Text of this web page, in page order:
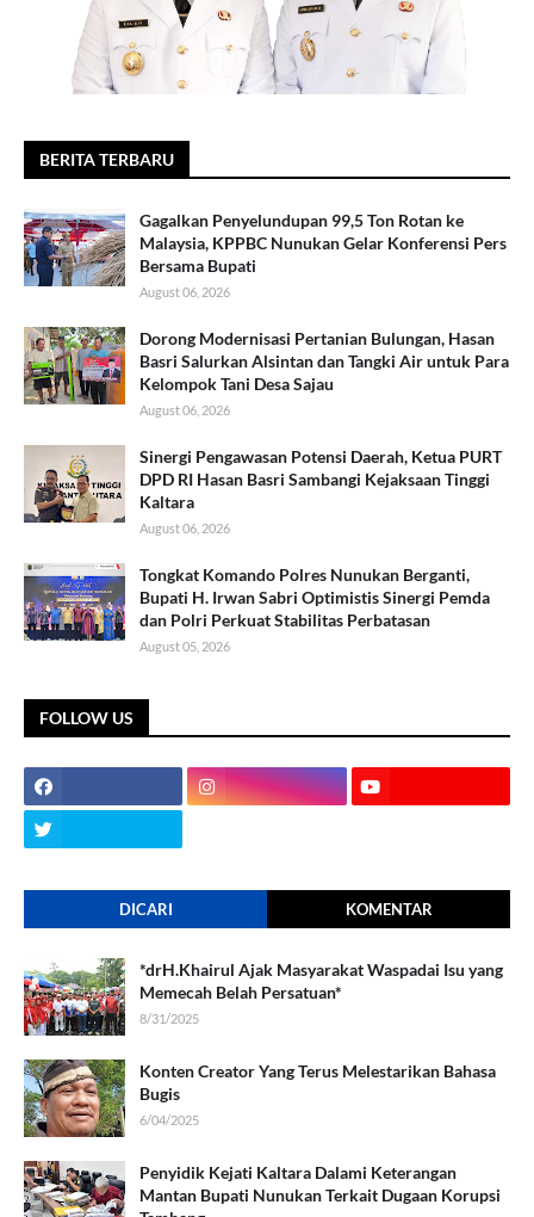
BERITA TERBARU
Gagalkan Penyelundupan 99,5 Ton Rotan ke
Malaysia, KPPBC Nunukan Gelar Konferensi Pers
Bersama Bupati
August 06, 2026
Dorong Modernisasi Pertanian Bulungan, Hasan
Basri Salurkan Alsintan dan Tangki Air untuk Para
Kelompok Tani Desa Sajau
August 06, 2026
Sinergi Pengawasan Potensi Daerah, Ketua PURT
DPD RI Hasan Basri Sambangi Kejaksaan Tinggi
Kaltara
August 06, 2026
Tongkat Komando Polres Nunukan Berganti,
Bupati H. Irwan Sabri Optimistis Sinergi Pemda
dan Polri Perkuat Stabilitas Perbatasan
August 05, 2026
FOLLOW US
DICARI KOMENTAR
*drH.Khairul Ajak Masyarakat Waspadai Isu yang
Memecah Belah Persatuan*
8/31/2025
Konten Creator Yang Terus Melestarikan Bahasa
Bugis
6/04/2025
Penyidik Kejati Kaltara Dalami Keterangan
Mantan Bupati Nunukan Terkait Dugaan Korupsi